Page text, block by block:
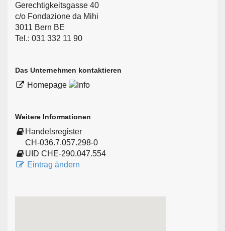
Gerechtigkeitsgasse 40
c/o Fondazione da Mihi
3011 Bern BE
Tel.: 031 332 11 90
Das Unternehmen kontaktieren
Homepage
Weitere Informationen
Handelsregister
CH-036.7.057.298-0
UID CHE-290.047.554
Eintrag ändern